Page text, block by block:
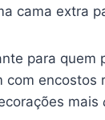
cama extra
para
com encostos
mais